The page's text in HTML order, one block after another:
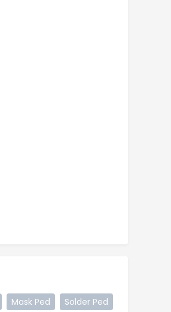
Mask Ped
Solder Ped